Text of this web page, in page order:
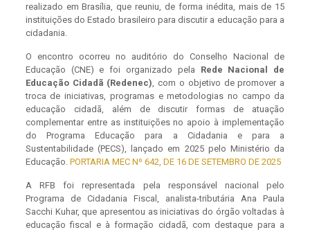
realizado em Brasília, que reuniu, de forma inédita, mais de 15
instituições do Estado brasileiro para discutir a educação para a
cidadania.
O encontro ocorreu no auditório do Conselho Nacional de
Educação (CNE) e foi organizado pela Rede Nacional de
Educação Cidadã (Redenec), com o objetivo de promover a
troca de iniciativas, programas e metodologias no campo da
educação cidadã, além de discutir formas de atuação
complementar entre as instituições no apoio à implementação
do Programa Educação para a Cidadania e para a
Sustentabilidade (PECS), lançado em 2025 pelo Ministério da
Educação. PORTARIA MEC Nº 642, DE 16 DE SETEMBRO DE 2025
A RFB foi representada pela responsável nacional pelo
Programa de Cidadania Fiscal, analista-tributária Ana Paula
Sacchi Kuhar, que apresentou as iniciativas do órgão voltadas à
educação fiscal e à formação cidadã, com destaque para a